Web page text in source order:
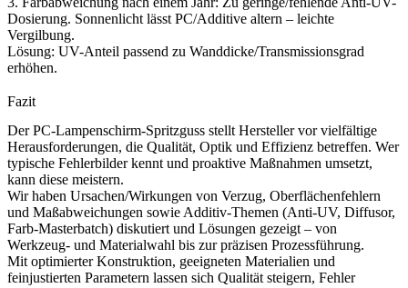
Dosierung. Sonnenlicht lässt PC/Additive altern – leichte
Vergilbung.
Lösung: UV-Anteil passend zu Wanddicke/Transmissionsgrad
erhöhen.
Fazit
Der PC-Lampenschirm-Spritzguss stellt Hersteller vor vielfältige
Herausforderungen, die Qualität, Optik und Effizienz betreffen. Wer
typische Fehlerbilder kennt und proaktive Maßnahmen umsetzt,
kann diese meistern.
Wir haben Ursachen/Wirkungen von Verzug, Oberflächenfehlern
und Maßabweichungen sowie Additiv-Themen (Anti-UV, Diffusor,
Farb-Masterbatch) diskutiert und Lösungen gezeigt – von
Werkzeug- und Materialwahl bis zur präzisen Prozessführung.
Mit optimierter Konstruktion, geeigneten Materialien und
feinjustierten Parametern lassen sich Qualität steigern, Fehler